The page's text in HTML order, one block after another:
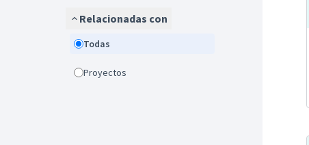
Relacionadas con
Todas
Proyectos